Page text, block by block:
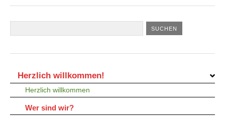
Herzlich willkommen!
Herzlich willkommen
Wer sind wir?